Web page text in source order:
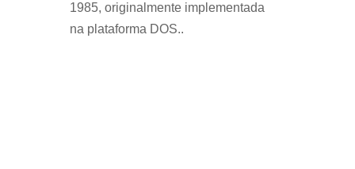
1985, originalmente implementada
na plataforma DOS..